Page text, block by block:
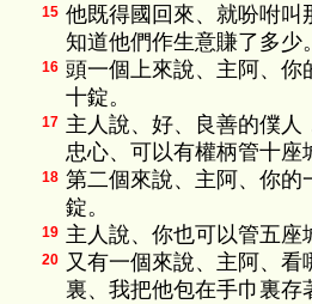
15 他既得國回來、就吩咐叫
知道他們作生意賺了多少。
16 頭一個上來說、主阿、你
十錠。
17 主人說、好、良善的僕人
忠心、可以有權柄管十座
18 第二個來說、主阿、你的
錠。
19 主人說、你也可以管五座
20 又有一個來說、主阿、看
裏、我把他包在手巾裏存